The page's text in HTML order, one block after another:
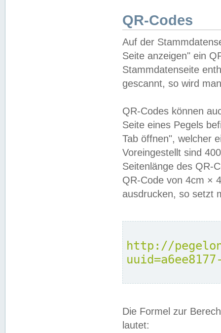
QR-Codes
Auf der
Seite anzeigen" ein
Stammdatenseite
gescannt, so wird
QR-Codes können
Seite eines Pegels
Tab öffnen", welcher
Voreingestellt sind
Seitenlänge des QR-
QR-Code von 4cm ×
ausdrucken, so setzt
http://
Die Formel zur
lautet: